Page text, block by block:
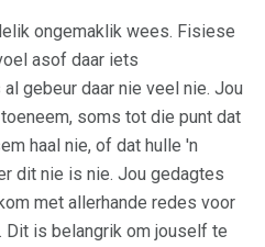
ongemaklik wees. Fisiese
asof daar iets
gebeur daar nie veel nie. Jou
soms tot die punt dat
haal nie, of dat hulle 'n
dit nie is nie. Jou gedagtes
met allerhande redes voor
Dit is belangrik om jouself te